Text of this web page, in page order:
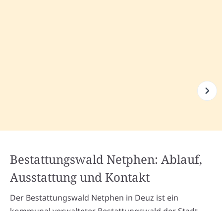
Bestattungswald Netphen: Ablauf,
Ausstattung und Kontakt
Der Bestattungswald Netphen in Deuz ist ein